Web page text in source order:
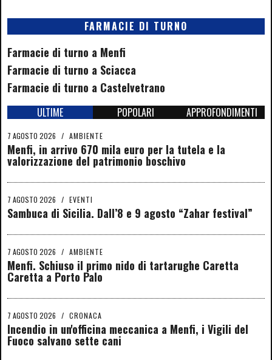
FARMACIE DI TURNO
Farmacie di turno a Menfi
Farmacie di turno a Sciacca
Farmacie di turno a Castelvetrano
ULTIME POPOLARI APPROFONDIMENTI
7 AGOSTO 2026 / AMBIENTE
Menfi, in arrivo 670 mila euro per la tutela e la
valorizzazione del patrimonio boschivo
7 AGOSTO 2026 / EVENTI
Sambuca di Sicilia. Dall’8 e 9 agosto “Zahar festival”
7 AGOSTO 2026 / AMBIENTE
Menfi. Schiuso il primo nido di tartarughe Caretta
Caretta a Porto Palo
7 AGOSTO 2026 / CRONACA
Incendio in un'officina meccanica a Menfi, i Vigili del
Fuoco salvano sette cani